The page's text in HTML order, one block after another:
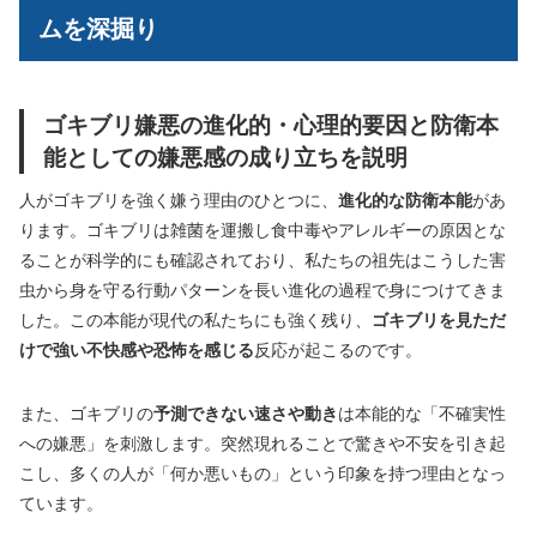
ムを深掘り
ゴキブリ嫌悪の進化的・心理的要因と防衛本
能としての嫌悪感の成り立ちを説明
人がゴキブリを強く嫌う理由のひとつに、 進化的な防衛本能があ
ります。ゴキブリは雑菌を運搬し食中毒やアレルギーの原因とな
ることが科学的にも確認されており、私たちの祖先はこうした害
虫から身を守る行動パターンを長い進化の過程で身につけてきま
した。この本能が現代の私たちにも強く残り、
ゴキブリを見ただ
けで強い不快感や恐怖を感じる反応が起こるのです。
また、ゴキブリの予測できない速さや動きは本能的な「不確実性
への嫌悪」を刺激します。突然現れることで驚きや不安を引き起
こし、多くの人が「何か悪いもの」という印象を持つ理由となっ
ています。